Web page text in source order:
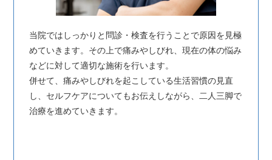
当院ではしっかりと問診・検査を行うことで原因を見極
めていきます。その上で痛みやしびれ、現在の体の悩み
などに対して適切な施術を行います。
併せて、痛みやしびれを起こしている生活習慣の見直
し、セルフケアについてもお伝えしながら、二人三脚で
治療を進めていきます。